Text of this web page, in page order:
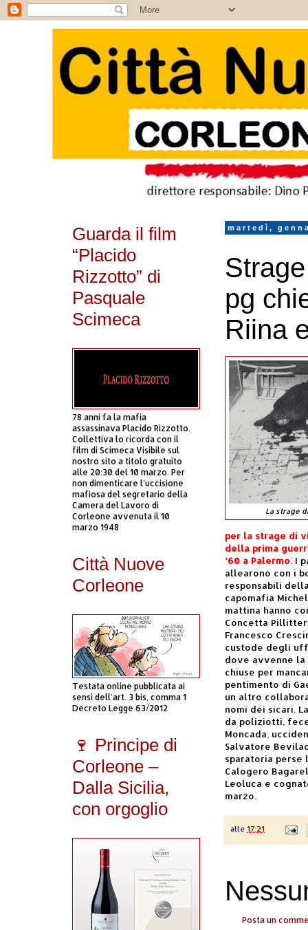
martedì,
pg
Riina
La strage
per la strage di
della prima
‘60 a Palermo. I
allearono con i
responsabili
capomafia
mattina hanno
Concetta
Francesco
custode degli
dove avvenne la
chiuse per
pentimento di
un altro
nomi dei sicari.
da poliziotti,
Moncada,
Salvatore
sparatoria perse
Calogero
Leoluca e
marzo.
alle 17:21
Posta un
Guarda il film
“Placido
Rizzotto” di
Pasquale
Scimeca
78 anni fa la mafia
assassinava Placido Rizzotto.
Collettiva lo ricorda con il
film di Scimeca Visibile sul
nostro sito a titolo gratuito
alle 20:30 del 10 marzo. Per
non dimenticare l’uccisione
mafiosa del segretario della
Camera del Lavoro di
Corleone avvenuta il 10
marzo 1948
Città Nuove
Corleone
Testata online pubblicata ai
sensi dell'art. 3 bis, comma 1
Decreto Legge 63/2012
🍷 Principe di
Corleone –
Dalla Sicilia,
con orgoglio